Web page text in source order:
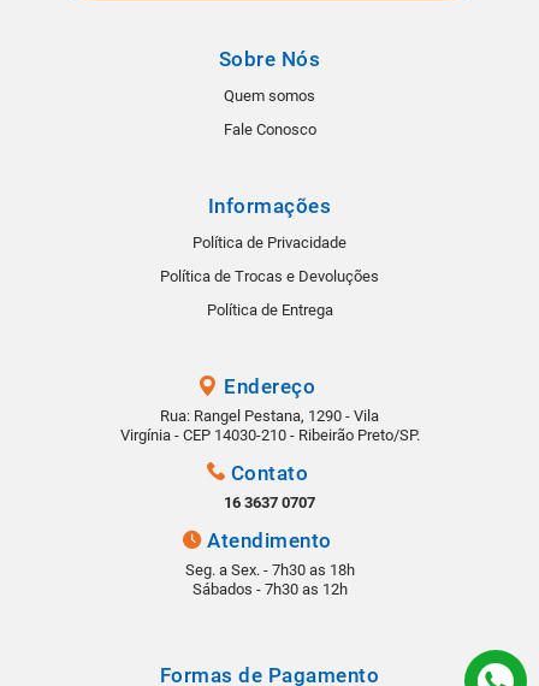
Sobre Nós
Quem somos
Fale Conosco
Informações
Política de Privacidade
Política de Trocas e Devoluções
Política de Entrega
Endereço
Rua: Rangel Pestana, 1290 - Vila
Virgínia - CEP 14030-210 - Ribeirão Preto/SP.
Contato
16 3637 0707
Atendimento
Seg. a Sex. - 7h30 as 18h
Sábados - 7h30 as 12h
Formas de Pagamento